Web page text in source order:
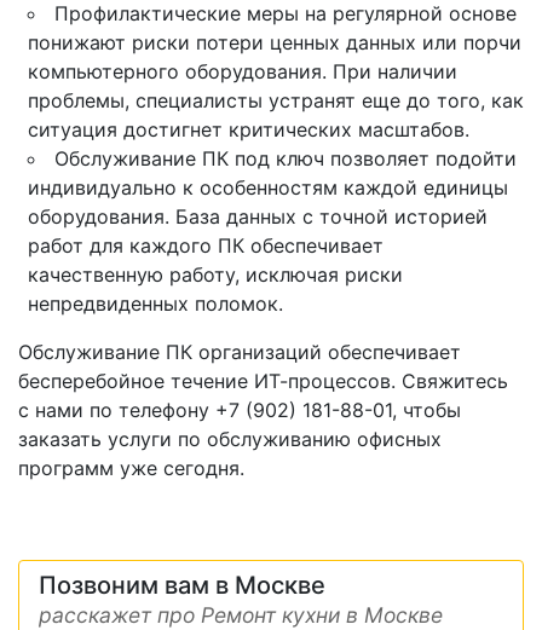
Профилактические меры на регулярной основе
понижают риски потери ценных данных или порчи
компьютерного оборудования. При наличии
проблемы, специалисты устранят еще до того, как
ситуация достигнет критических масштабов.
Обслуживание ПК под ключ позволяет подойти
индивидуально к особенностям каждой единицы
оборудования. База данных с точной историей
работ для каждого ПК обеспечивает
качественную работу, исключая риски
непредвиденных поломок.
Обслуживание ПК организаций обеспечивает
бесперебойное течение ИТ-процессов. Свяжитесь
с нами по телефону +7 (902) 181-88-01, чтобы
заказать услуги по обслуживанию офисных
программ уже сегодня.
Позвоним вам в Москве
расскажет про Ремонт кухни в Москве